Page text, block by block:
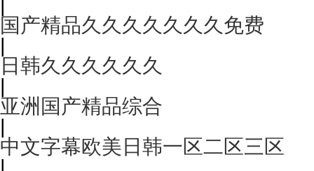
国产精品久久久久久久久免费
|
日韩久久久久久久
|
亚洲国产精品综合
|
中文字幕欧美日韩一区二区三区